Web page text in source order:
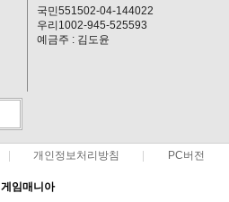
국민551502-04-144022
우리1002-945-525593
예금주 : 김도윤
개인정보처리방침 PC버전
게임매니아